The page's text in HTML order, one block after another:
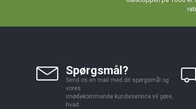
Spørgsmål?
Send os en mail med dit spørgsmål og
vores
imødekommende kundeservice vil gøre,
hvad